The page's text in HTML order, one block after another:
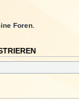
Foren.